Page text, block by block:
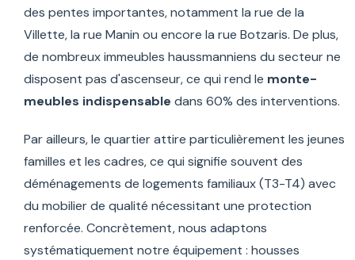
des pentes importantes, notamment la rue de la
Villette, la rue Manin ou encore la rue Botzaris. De plus,
de nombreux immeubles haussmanniens du secteur ne
disposent pas d'ascenseur, ce qui rend le monte-
meubles indispensable dans 60% des interventions.
Par ailleurs, le quartier attire particulièrement les jeunes
familles et les cadres, ce qui signifie souvent des
déménagements de logements familiaux (T3-T4) avec
du mobilier de qualité nécessitant une protection
renforcée. Concrètement, nous adaptons
systématiquement notre équipement : housses